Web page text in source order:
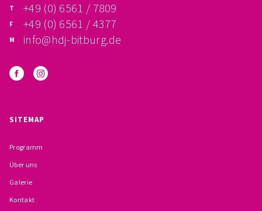
GALERIE
PRÄVENTION
INSTITUTIONELLES SCHUTZKONZEPT
+49 (0) 6561 / 7809
+49 (0) 6561 / 4377
info@hdj-bitburg.de
SITEMAP
Programm
Über uns
Galerie
Kontakt